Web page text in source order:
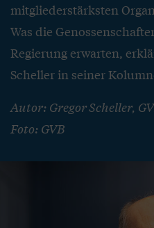
mitgliederstärksten
Was die
Regierung erwarten,
Scheller in seiner
Autor: Gregor Scheller,
Foto: GVB